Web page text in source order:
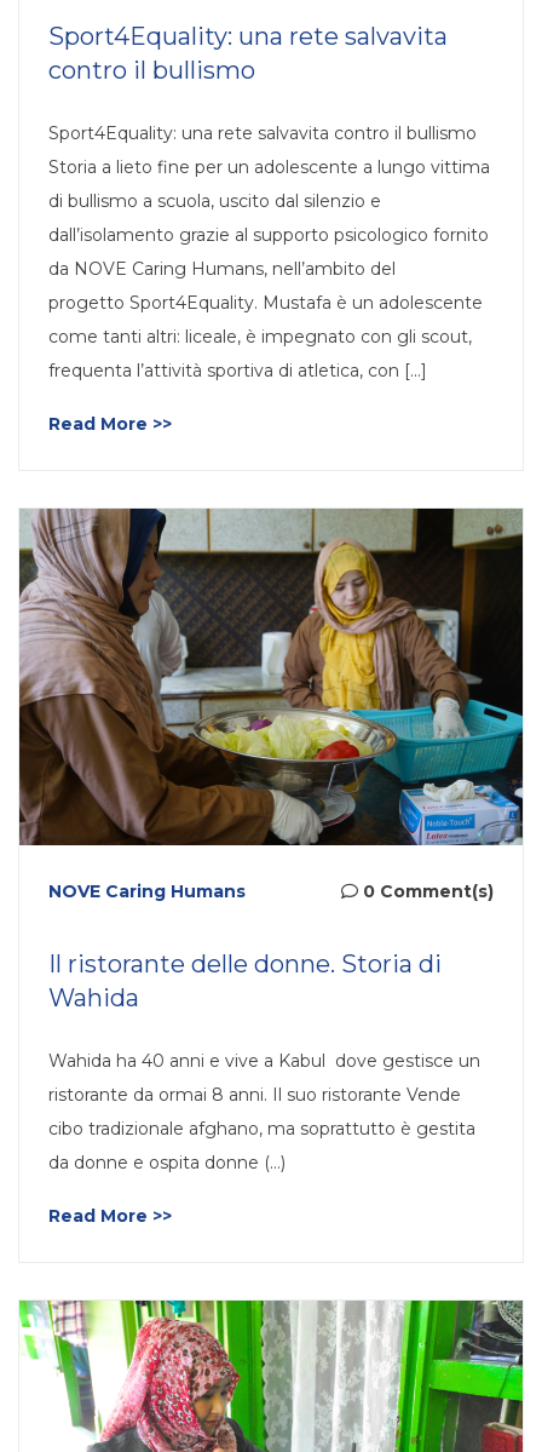
Sport4Equality: una rete salvavita
contro il bullismo
Sport4Equality: una rete salvavita contro il bullismo
Storia a lieto fine per un adolescente a lungo vittima
di bullismo a scuola, uscito dal silenzio e
dall’isolamento grazie al supporto psicologico fornito
da NOVE Caring Humans, nell’ambito del
progetto Sport4Equality. Mustafa è un adolescente
come tanti altri: liceale, è impegnato con gli scout,
frequenta l’attività sportiva di atletica, con [...]
Read More >>
NOVE Caring Humans 0 Comment(s)
Il ristorante delle donne. Storia di
Wahida
Wahida ha 40 anni e vive a Kabul dove gestisce un
ristorante da ormai 8 anni. Il suo ristorante Vende
cibo tradizionale afghano, ma soprattutto è gestita
da donne e ospita donne (…)
Read More >>